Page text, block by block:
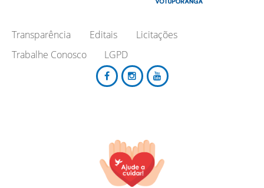
Transparência Editais
Licitações
Trabalhe Conosco
LGPD